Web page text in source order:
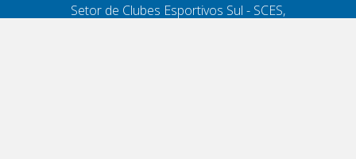
Setor de Clubes Esportivos Sul - SCES,